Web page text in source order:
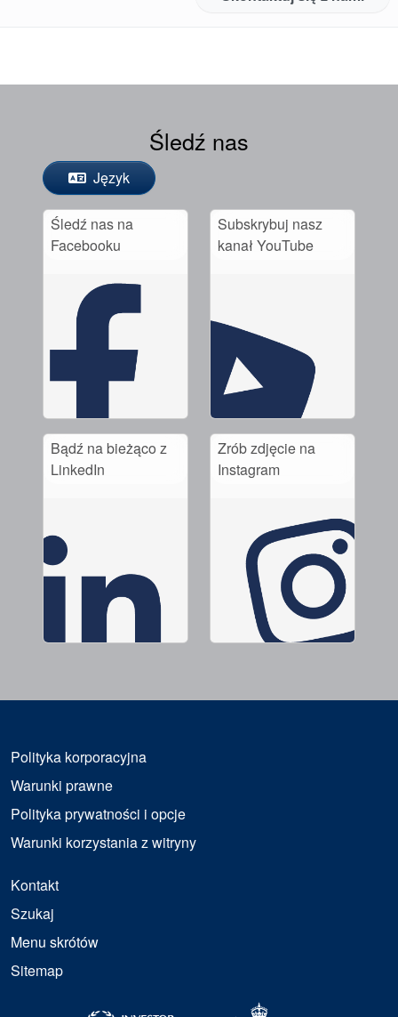
Śledź nas
Język
Śledź nas na
Facebooku
Subskrybuj nasz
kanał YouTube
Bądź na bieżąco z
LinkedIn
Zrób zdjęcie na
Instagram
Polityka korporacyjna
Warunki prawne
Polityka prywatności i opcje
Warunki korzystania z witryny
Kontakt
Szukaj
Menu skrótów
Sitemap